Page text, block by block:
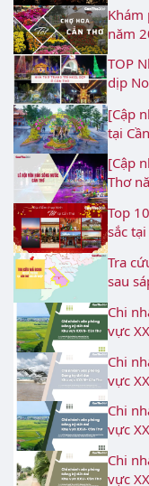
Khám
năm
TOP
dịp
[Cập
tại
[Cập
Thơ
Top
sắc
Tra
sau
Chi
vực
Chi
vực
Chi
vực
Chi
vực